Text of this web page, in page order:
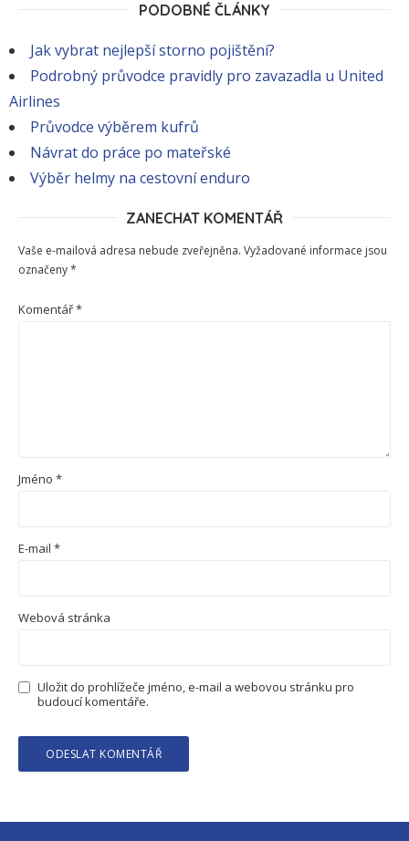
PODOBNÉ ČLÁNKY
Jak vybrat nejlepší storno pojištění?
Podrobný průvodce pravidly pro zavazadla u United
Airlines
Průvodce výběrem kufrů
Návrat do práce po mateřské
Výběr helmy na cestovní enduro
ZANECHAT KOMENTÁŘ
Vaše e-mailová adresa nebude zveřejněna. Vyžadované informace jsou
označeny*
Komentář*
Jméno *
E-mail *
Webová stránka
Uložit do prohlížeče jméno, e-mail a webovou stránku pro
budoucí komentáře.